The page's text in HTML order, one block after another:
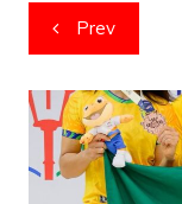
Navegação
de
artigos
Prev